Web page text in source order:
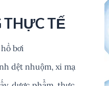
THỰC TẾ
bơi
dệt nhuộm, xi mạ